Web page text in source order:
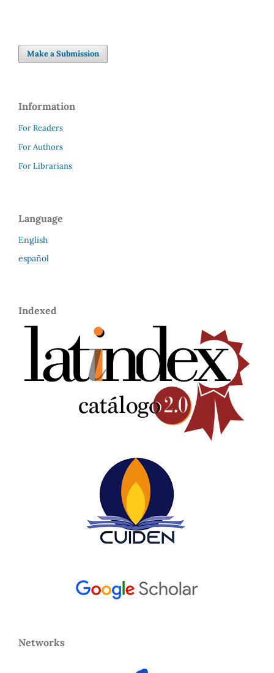
Make a Submission
Information
For Readers
For Authors
For Librarians
Language
English
español
Indexed
Networks